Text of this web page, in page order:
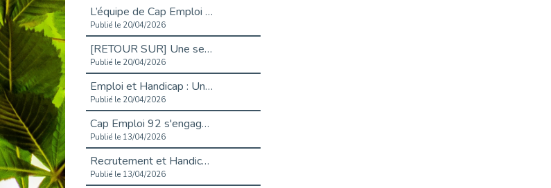
L’équipe de Cap Emploi 92 s’agrandit : Bienvenue à Charmila, Khoudia et Fadila !
Publié le 20/04/2026
[RETOUR SUR] Une session de recrutement inclusive réussie à Asnières !
Publié le 20/04/2026
Emploi et Handicap : Une alliance de style entre Cap Emploi 92 et La Cravate Solidaire
Publié le 20/04/2026
Cap Emploi 92 s'engage pour la santé mentale : La formation PSSM au cœur de l'accompagnement
Publié le 13/04/2026
Recrutement et Handicap : Et si vous testiez avant de vous engager ?
Publié le 13/04/2026